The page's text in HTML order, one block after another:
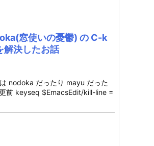
窓使いの憂鬱) の C-k
解決したお話
nodoka だったり mayu だった
前 keyseq $EmacsEdit/kill-line =